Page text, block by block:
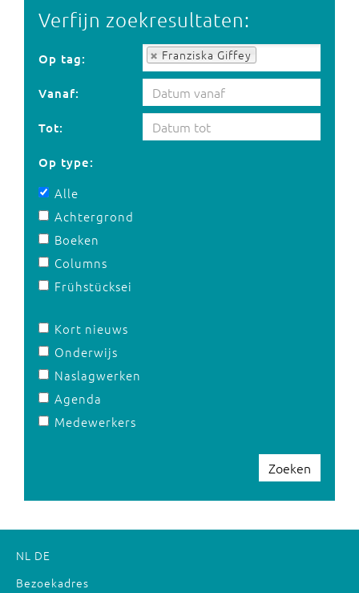
Verfijn zoekresultaten:
Op tag: Franziska Giffey
Op tag:
Vanaf:
Tot:
Op type:
Alle
Achtergrond
Boeken
Columns
Frühstücksei
Kort nieuws
Onderwijs
Naslagwerken
Agenda
Medewerkers
Zoeken
NL DE
Bezoekadres